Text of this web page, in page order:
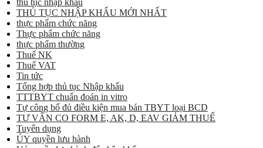
THỦ TỤC NHẬP KHẨU MỚI NHẤT
thực phẩm chức năng
Thực phẩm chức năng
thực phẩm thường
Thuế NK
Thuế VAT
Tin tức
Tổng hợp thủ tục Nhập khẩu
TTTBYT chuẩn đoán in vitro
Tự công bố đủ điều kiện mua bán TBYT loại BCD
TƯ VẤN CO FORM E, AK, D, EAV GIẢM THUẾ
Tuyển dụng
ỦY quyền lưu hành